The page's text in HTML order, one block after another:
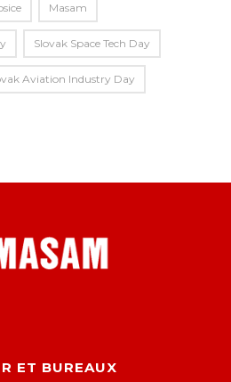
Masam
Slovak Space Tech Day
Aviation Industry Day
ET BUREAUX